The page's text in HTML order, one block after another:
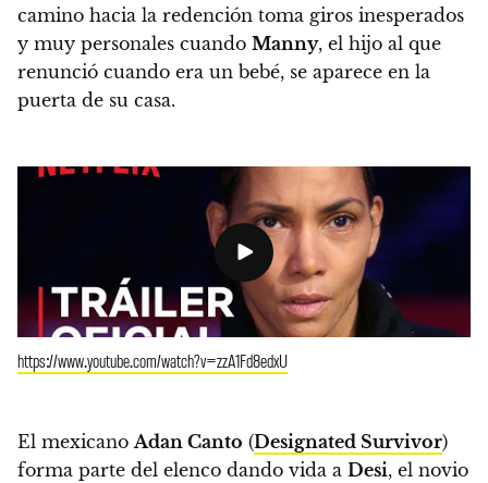
camino hacia la redención toma giros inesperados
y muy personales cuando Manny, el hijo al que
renunció cuando era un bebé, se aparece en la
puerta de su casa.
https://www.youtube.com/watch?v=zzA1Fd8edxU
El mexicanoAdan Canto (Designated Survivor)
forma parte del elenco dando vida a Desi, el novio